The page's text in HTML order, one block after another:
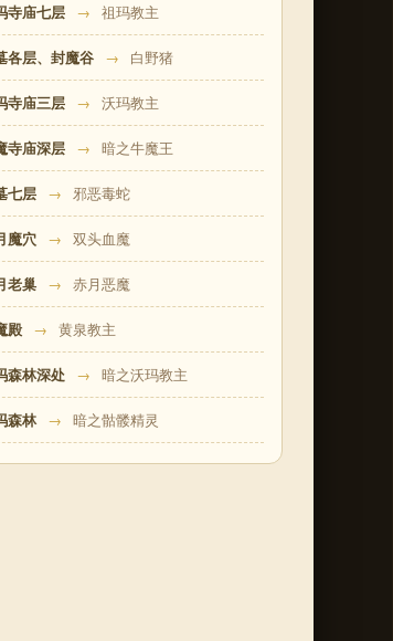
寺庙七层 → 祖玛教主
各层、封魔谷 → 白野猪
寺庙三层 → 沃玛教主
寺庙深层 → 暗之牛魔王
七层 → 邪恶毒蛇
魔穴 → 双头血魔
老巢 → 赤月恶魔
殿 → 黄泉教主
森林深处 → 暗之沃玛教主
森林 → 暗之骷髅精灵